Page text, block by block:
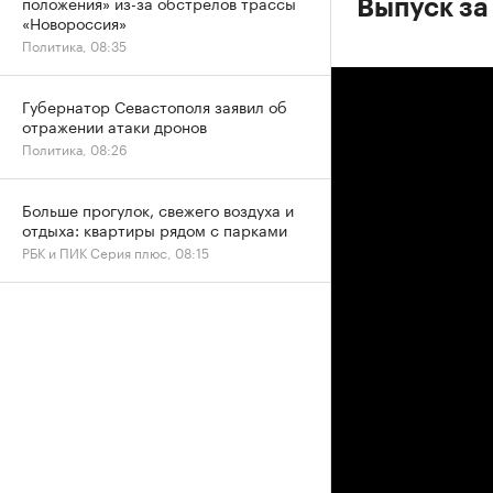
Выпуск
«Новороссия»
Политика, 08:35
Губернатор Севастополя заявил об
отражении атаки дронов
Политика, 08:26
Больше прогулок, свежего воздуха и
отдыха: квартиры рядом с парками
РБК и ПИК Серия плюс, 08:15